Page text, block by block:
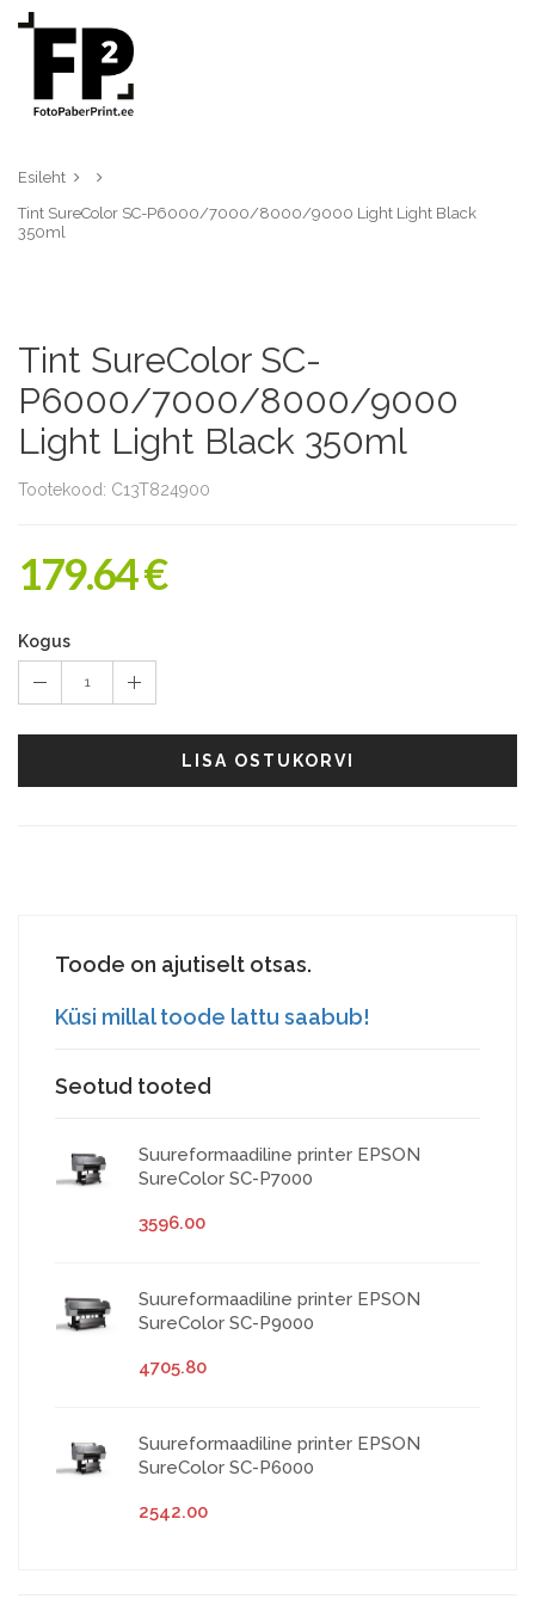
Esileht
Tint SureColor SC-P6000/7000/8000/9000 Light Light Black
350ml
Tint SureColor SC-
P6000/7000/8000/9000
Light Light Black 350ml
Tootekood: C13T824900
179.64 €
Kogus
1
LISA OSTUKORVI
Toode on ajutiselt otsas.
Küsi millal toode lattu saabub!
Seotud tooted
Suureformaadiline printer EPSON
SureColor SC-P7000
3596.00
Suureformaadiline printer EPSON
SureColor SC-P9000
4705.80
Suureformaadiline printer EPSON
SureColor SC-P6000
2542.00